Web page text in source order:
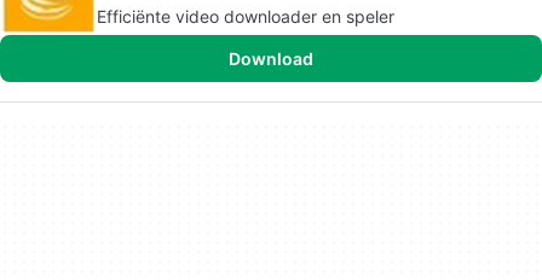
Efficiënte video downloader en speler
Download